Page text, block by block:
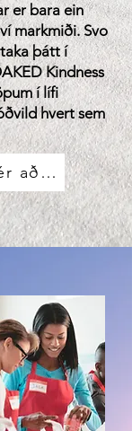
er bara ein
markmiði. Svo
þátt í
Kindness
í lífi
hvert sem
að neðan